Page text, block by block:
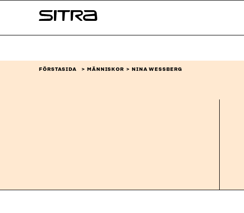
↓
Sitra
FÖRSTASIDA MÄNNISKOR NINA WESSBERG